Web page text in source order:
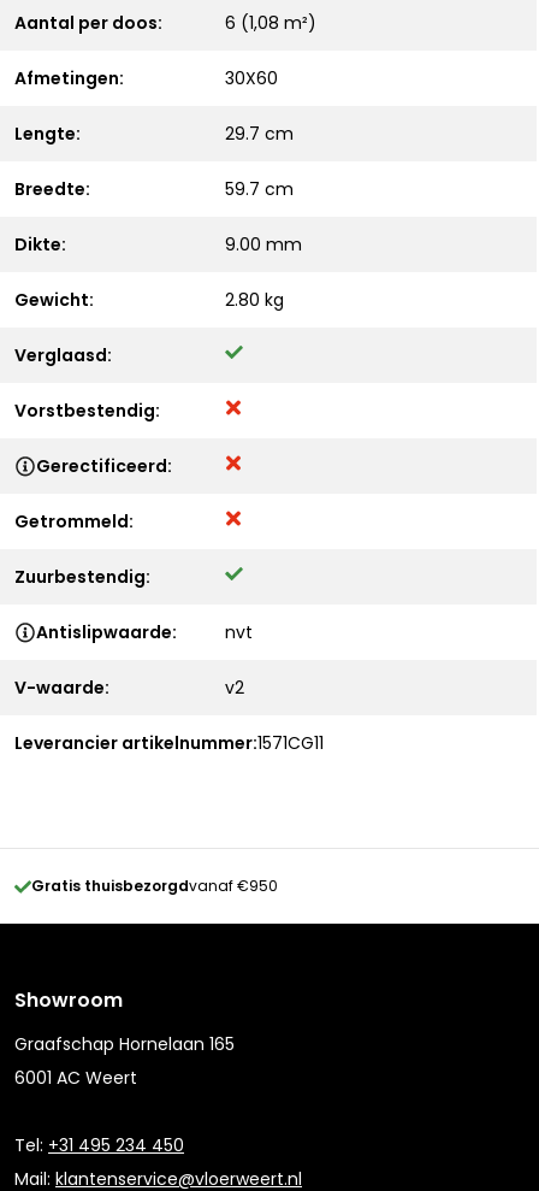
Aantal per doos: 6 (1,08 m²)
Afmetingen: 30X60
Lengte: 29.7 cm
Breedte: 59.7 cm
Dikte: 9.00 mm
Gewicht: 2.80 kg
Verglaasd:
Vorstbestendig:
Gerectificeerd:
Getrommeld:
Zuurbestendig:
Antislipwaarde: nvt
V-waarde: v2
Leverancier artikelnummer:1571CG11
Gratis thuisbezorgdvanaf €950
Showroom
Graafschap Hornelaan 165
6001 AC Weert
Tel: +31 495 234 450
Mail: klantenservice@vloerweert.nl